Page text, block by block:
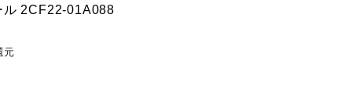
ル 2CF22-01A088
元